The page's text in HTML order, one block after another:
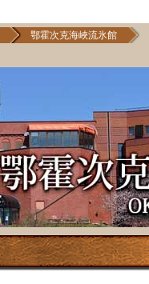
鄂霍次克海峽流氷館